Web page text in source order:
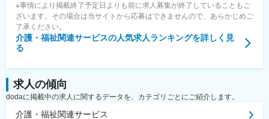
※事情により掲載終了予定日よりも前に求人募集が終了していることもご
ざいます。その場合は当サイトから応募はできませんので、あらかじめご
了承ください。
介護・福祉関連サービスの人気求人ランキングを詳しく見
る
求人の傾向
dodaに掲載中の求人に関するデータを、カテゴリごとにご紹介します。
介護・福祉関連サービス